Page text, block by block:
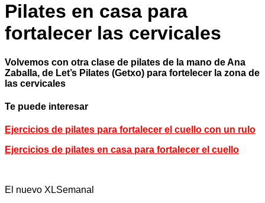
Pilates en casa para
fortalecer las cervicales
Volvemos con otra clase de pilates de la mano de Ana
Zaballa, de Let’s Pilates (Getxo) para fortelecer la zona de
las cervicales
Te puede interesar
Ejercicios de pilates para fortalecer el cuello con un rulo
Ejercicios de pilates en casa para fortalecer el cuello
El nuevo XLSemanal